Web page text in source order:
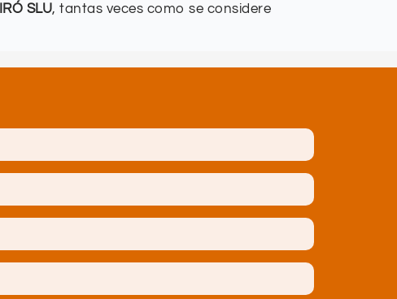
SLU, tantas veces como se considere